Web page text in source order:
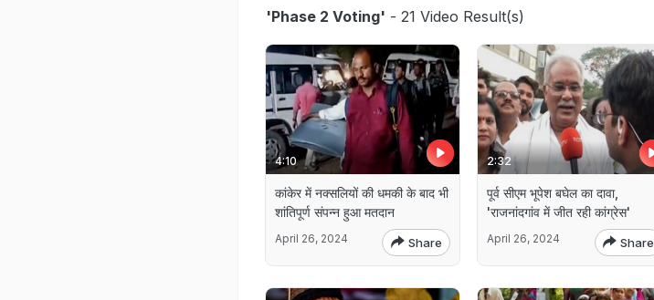
'Phase 2 Voting' - 21 Video Result(s)
4:10
कांकेर में नक्सलियों की धमकी के बाद भी
शांतिपूर्ण संपन्न हुआ मतदान
April 26, 2024 Share
2:32
पूर्व सीएम भूपेश बघेल का दावा,
'राजनांदगांव में जीत रही कांग्रेस'
April 26, 2024 Share